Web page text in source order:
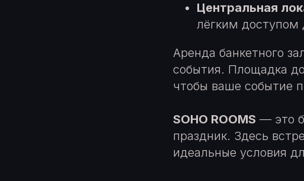
Центральная
лёгким доступом
Аренда банкетного
события. Площадка
чтобы ваше событие
SOHO ROOMS — это
праздник. Здесь
идеальные условия